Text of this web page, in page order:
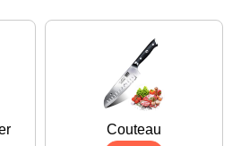
Couteau